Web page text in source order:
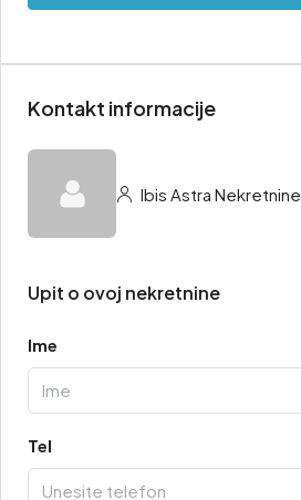
Kontakt informacije
Ibis Astra Nekretnine
Upit o ovoj nekretnine
Ime
Tel